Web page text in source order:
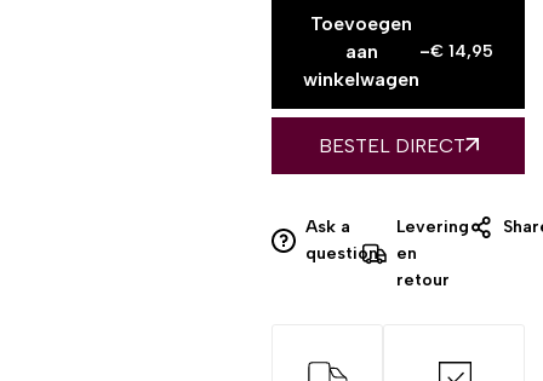
Toevoegen
aan
winkelwagen
-€ 14,95
BESTEL DIRECT
Ask a
question
Levering
en
retour